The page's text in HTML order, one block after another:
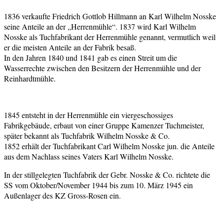
1836 verkaufte Friedrich Gottlob Hillmann an Karl Wilhelm Nosske
seine Anteile an der „Herrenmühle“. 1837 wird Karl Wilhelm
Nosske als Tuchfabrikant der Herrenmühle genannt, vermutlich weil
er die meisten Anteile an der Fabrik besaß.
In den Jahren 1840 und 1841 gab es einen Streit um die
Wasserrechte zwischen den Besitzern der Herrenmühle und der
Reinhardtmühle.
1845 entsteht in der Herrenmühle ein viergeschossiges
Fabrikgebäude, erbaut von einer Gruppe Kamenzer Tuchmeister,
später bekannt als Tuchfabrik Wilhelm Nosske & Co.
1852 erhält der Tuchfabrikant Carl Wilhelm Nosske jun. die Anteile
aus dem Nachlass seines Vaters Karl Wilhelm Nosske.
In der stillgelegten Tuchfabrik der Gebr. Nosske & Co. richtete die
SS vom Oktober/November 1944 bis zum 10. März 1945 ein
Außenlager des KZ Gross-Rosen ein.